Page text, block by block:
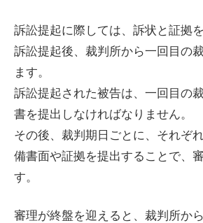
訴訟提起に際しては、訴状と証拠
訴訟提起後、裁判所から一回目の
ます。
訴訟提起された被告は、一回目の
書を提出しなければなりません。
その後、裁判期日ごとに、それぞ
備書面や証拠を提出することで、
す。
審理が終盤を迎えると、裁判所か